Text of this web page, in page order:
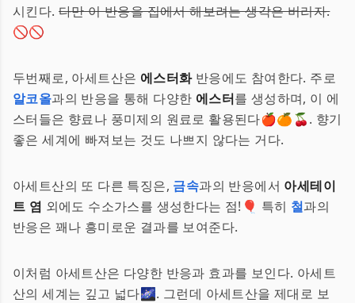
시킨다. 다만 이 반응을 집에서 해보려는 생각은 버리자.
🚫🚫
두번째로, 아세트산은 에스터화반응에도 참여한다. 주로
알코올과의 반응을 통해 다양한 에스터를 생성하며, 이 에
스터들은 향료나 풍미제의 원료로 활용된다🍎🍊🍒. 향기
좋은 세계에 빠져보는 것도 나쁘지 않다는 거다.
아세트산의 또 다른 특징은, 금속과의 반응에서 아세테이
트 염 외에도 수소가스를 생성한다는 점!🎈 특히 철과의
반응은 꽤나 흥미로운 결과를 보여준다.
이처럼 아세트산은 다양한 반응과 효과를 보인다. 아세트
산의 세계는 깊고 넓다🌌. 그런데 아세트산을 제대로 보